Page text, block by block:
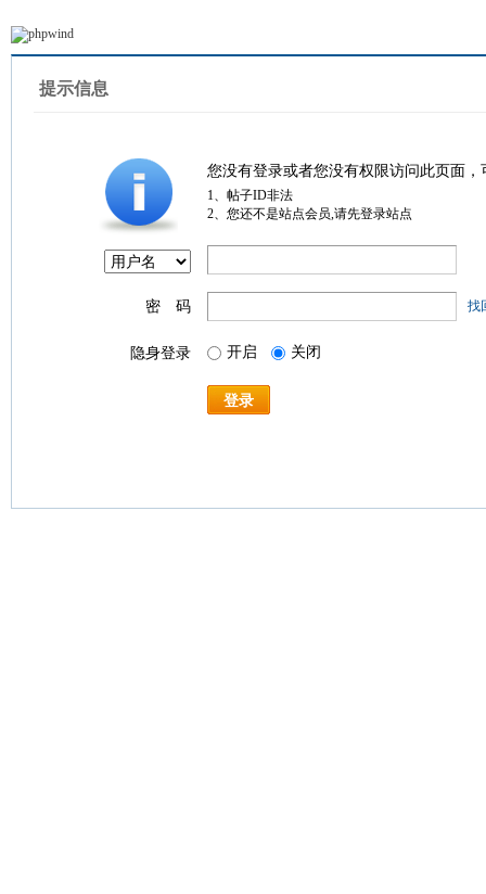
提示信息
您没有登录或者您没有权限访问此页面
1、帖子ID非法
2、您还不是站点会员,请先登录站点
密 码 找
隐身登录 开启 关闭
登录